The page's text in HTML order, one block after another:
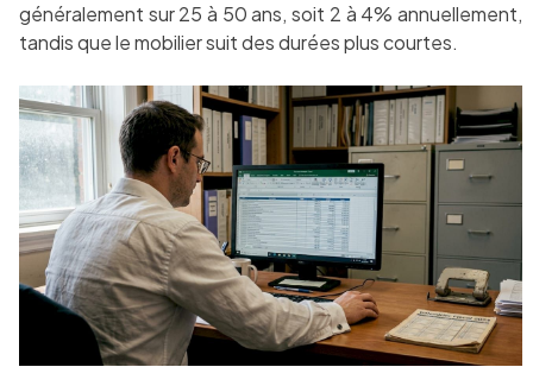
généralement sur 25 à 50 ans, soit 2 à 4% annuellement,
tandis que le mobilier suit des durées plus courtes.